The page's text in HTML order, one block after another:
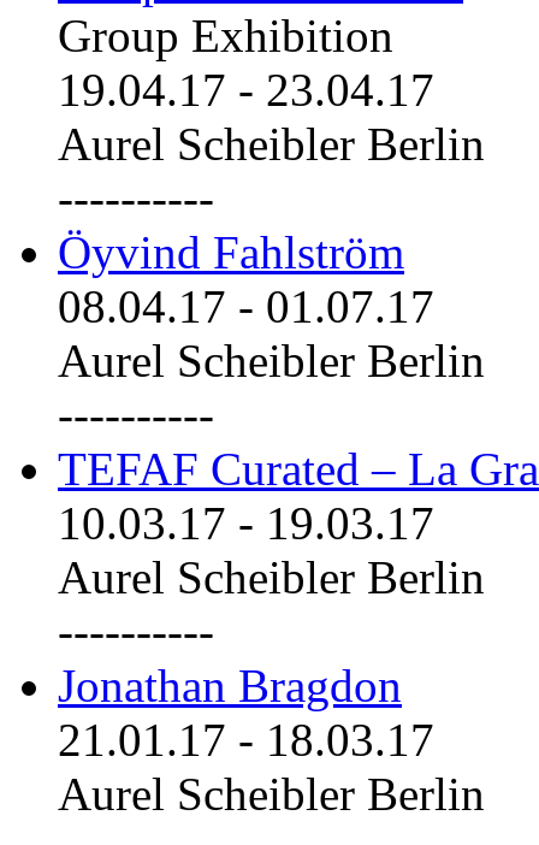
Group Exhibition
19.04.17 - 23.04.17
Aurel Scheibler Berlin
----------
Öyvind Fahlström
08.04.17 - 01.07.17
Aurel Scheibler Berlin
----------
TEFAF Curated – La
10.03.17 - 19.03.17
Aurel Scheibler Berlin
----------
Jonathan Bragdon
21.01.17 - 18.03.17
Aurel Scheibler Berlin